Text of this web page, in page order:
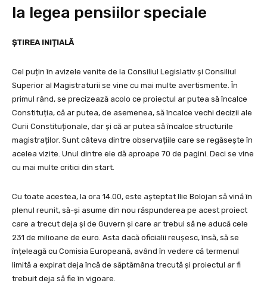
la legea pensiilor speciale
ȘTIREA INIȚIALĂ
Cel puțin în avizele venite de la Consiliul Legislativ și Consiliul
Superior al Magistraturii se vine cu mai multe avertismente. În
primul rând, se precizează acolo ce proiectul ar putea să încalce
Constituția, că ar putea, de asemenea, să încalce vechi decizii ale
Curii Constituționale, dar și că ar putea să încalce structurile
magistraților. Sunt câteva dintre observațiile care se regăsește în
acelea vizite. Unul dintre ele dă aproape 70 de pagini. Deci se vine
cu mai multe critici din start.
Cu toate acestea, la ora 14.00, este așteptat Ilie Bolojan să vină în
plenul reunit, să-și asume din nou răspunderea pe acest proiect
care a trecut deja și de Guvern și care ar trebui să ne aducă cele
231 de milioane de euro. Asta dacă oficialii reușesc, însă, să se
înțeleagă cu Comisia Europeană, având în vedere că termenul
limită a expirat deja încă de săptămâna trecută și proiectul ar fi
trebuit deja să fie în vigoare.